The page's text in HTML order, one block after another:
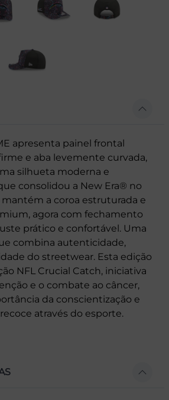
apresenta painel frontal
e aba levemente curvada,
silhueta moderna e
consolidou a New Era® no
a coroa estruturada e
agora com fechamento
prático e confortável. Uma
combina autenticidade,
do streetwear. Esta edição
NFL Crucial Catch, iniciativa
e o combate ao câncer,
da conscientização e
através do esporte.